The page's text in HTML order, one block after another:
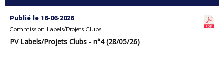
Publié le 16-06-2026
Commission Labels/Projets Clubs
PV Labels/Projets Clubs - n°4 (28/05/26)